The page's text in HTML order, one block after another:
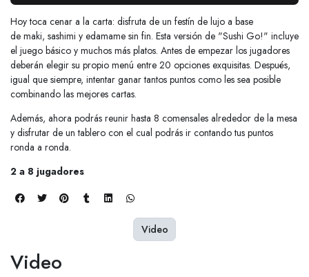
Hoy toca cenar a la carta: disfruta de un festín de lujo a base
de maki, sashimi y edamame sin fin. Esta versión de "Sushi Go!" incluye
el juego básico y muchos más platos. Antes de empezar los jugadores
deberán elegir su propio menú entre 20 opciones exquisitas. Después,
igual que siempre, intentar ganar tantos puntos como les sea posible
combinando las mejores cartas.
Además, ahora podrás reunir hasta 8 comensales alrededor de la mesa
y disfrutar de un tablero con el cual podrás ir contando tus puntos
ronda a ronda.
2 a 8 jugadores
Video
Video